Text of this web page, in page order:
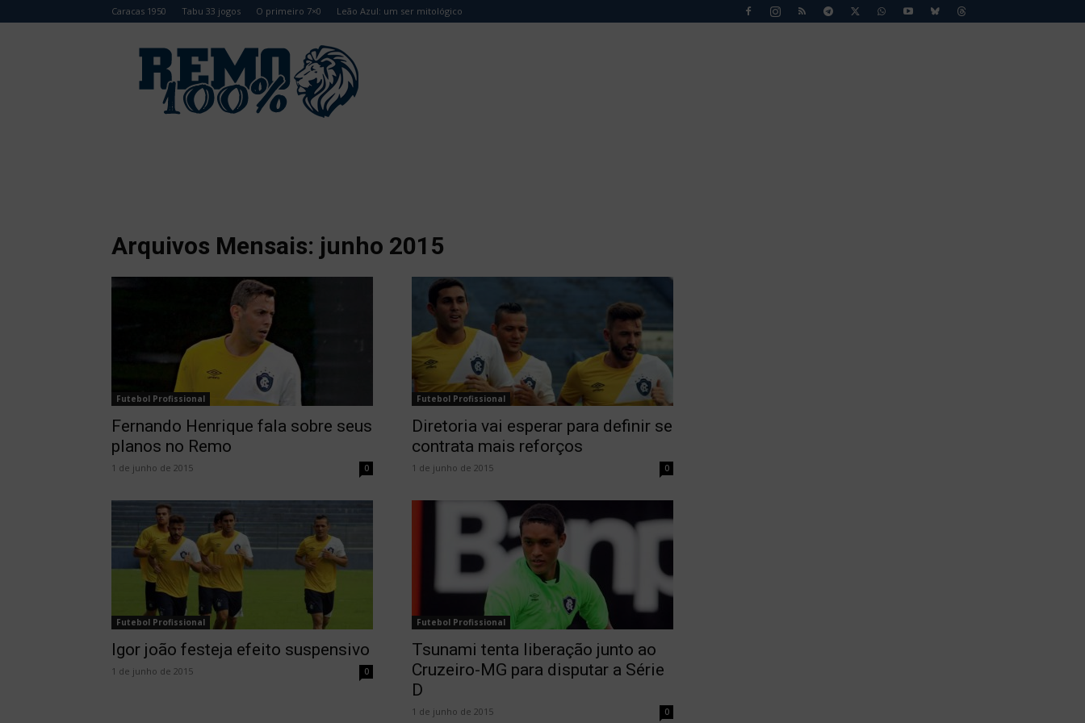
Caracas 1950 Tabu 33 jogos O primeiro 7×0 Leão Azul: um ser mitológico
Remo
Arquivos Mensais: junho 2015
Futebol Profissional
Fernando Henrique fala sobre seus
planos no Remo
1 de junho de 2015 0
Futebol Profissional
Diretoria vai esperar para definir se
contrata mais reforços
1 de junho de 2015 0
Futebol Profissional
Igor joão festeja efeito suspensivo
1 de junho de 2015 0
Futebol Profissional
Tsunami tenta liberação junto ao
Cruzeiro-MG para disputar a Série
D
1 de junho de 2015 0